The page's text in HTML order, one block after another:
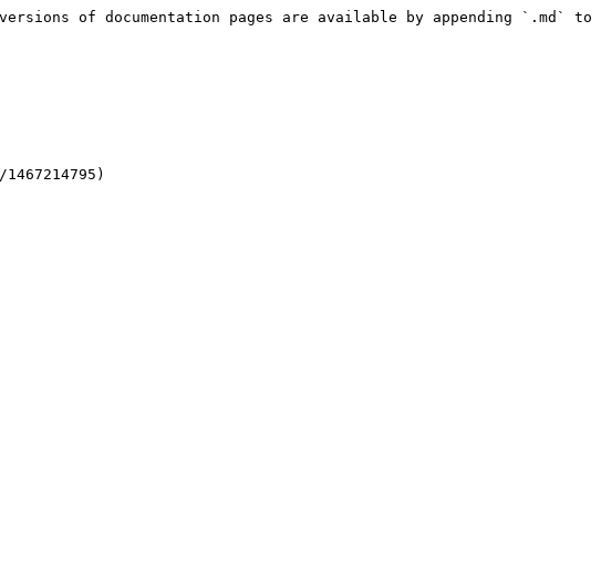
of documentation pages are available by appending `.md` to